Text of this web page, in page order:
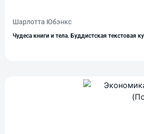
Шарлотта Юбэнкс
Чудеса книги и тела. Буддистская текстовая